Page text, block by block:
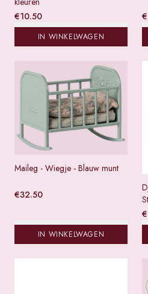
€10.50
IN WINKELWAGEN
€
Maileg - Wiegje - Blauw munt
€32.50
IN WINKELWAGEN
€